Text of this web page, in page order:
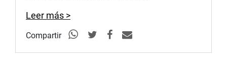
Leer más >
Compartir